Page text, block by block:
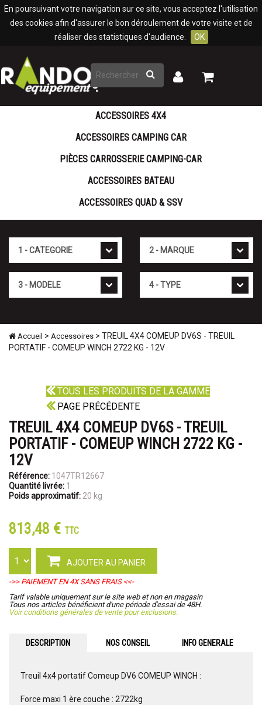
En poursuivant votre navigation sur ce site, vous acceptez l'utilisation
des cookies afin d'assurer le bon déroulement de votre visite et de
réaliser des statistiques d'audience.
OK
Rechercher
Mon
Mon
ACCESSOIRES 4X4
ACCESSOIRES CAMPING CAR
PIÈCES CARROSSERIE CAMPING-CAR
ACCESSOIRES BATEAU
ACCESSOIRES QUAD & SSV
Accueil > Accessoires > TREUIL 4X4 COMEUP DV6S - TREUIL
PORTATIF - COMEUP WINCH 2722 KG - 12V
TOUS LES PRODUITS DE LA GAMME
PAGE PRÉCÉDENTE
TREUIL 4X4 COMEUP DV6S - TREUIL
PORTATIF - COMEUP WINCH 2722 KG -
12V
Référence: 1047TR12667
Quantité livrée: 1
Poids approximatif: 20 kg
813,48 € TTC
AJOUTER AU PANIER
->> PAIEMENT EN 4X SANS FRAIS <<-
Tarif valable uniquement sur le site web et non en magasin
Tous nos articles bénéficient d'une période d'essai de 48H.
Voir conditions générales de vente pour exclusions.
DESCRIPTION NOS CONSEIL INFO GENERALE
Treuil 4x4 portatif Comeup DV6 COMEUP WINCH :
Force maxi 1 ère couche : 2722kg
Panneau de gestion des cookies